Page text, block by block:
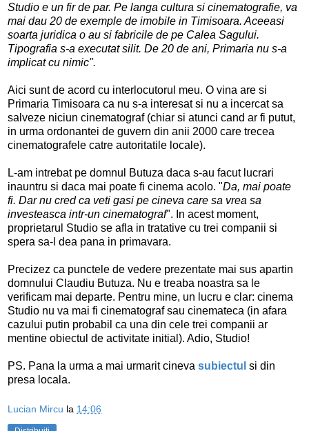
Studio e un fir de par. Pe langa cultura si cinematografie, va
mai dau 20 de exemple de imobile in Timisoara. Aceeasi
soarta juridica o au si fabricile de pe Calea Sagului.
Tipografia s-a executat silit. De 20 de ani, Primaria nu s-a
implicat cu nimic".
Aici sunt de acord cu interlocutorul meu. O vina are si
Primaria Timisoara ca nu s-a interesat si nu a incercat sa
salveze niciun cinematograf (chiar si atunci cand ar fi putut,
in urma ordonantei de guvern din anii 2000 care trecea
cinematografele catre autoritatile locale).
L-am intrebat pe domnul Butuza daca s-au facut lucrari
inauntru si daca mai poate fi cinema acolo. "Da, mai poate
fi. Dar nu cred ca veti gasi pe cineva care sa vrea sa
investeasca intr-un cinematograf". In acest moment,
proprietarul Studio se afla in tratative cu trei companii si
spera sa-l dea pana in primavara.
Precizez ca punctele de vedere prezentate mai sus apartin
domnului Claudiu Butuza. Nu e treaba noastra sa le
verificam mai departe. Pentru mine, un lucru e clar: cinema
Studio nu va mai fi cinematograf sau cinemateca (in afara
cazului putin probabil ca una din cele trei companii ar
mentine obiectul de activitate initial). Adio, Studio!
PS. Pana la urma a mai urmarit cineva subiectul si din
presa locala.
Lucian Mircu la 14:06